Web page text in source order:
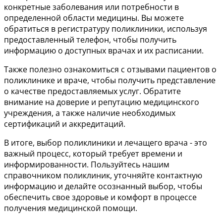
конкретные заболевания или потребности в
определенной области медицины. Вы можете
обратиться в регистратуру поликлиники, используя
предоставленный телефон, чтобы получить
информацию о доступных врачах и их расписании.
Также полезно ознакомиться с отзывами пациентов о
поликлинике и враче, чтобы получить представление
о качестве предоставляемых услуг. Обратите
внимание на доверие и репутацию медицинского
учреждения, а также наличие необходимых
сертификаций и аккредитаций.
В итоге, выбор поликлиники и лечащего врача - это
важный процесс, который требует времени и
информированности. Пользуйтесь нашим
справочником поликлиник, уточняйте контактную
информацию и делайте осознанный выбор, чтобы
обеспечить свое здоровье и комфорт в процессе
получения медицинской помощи.